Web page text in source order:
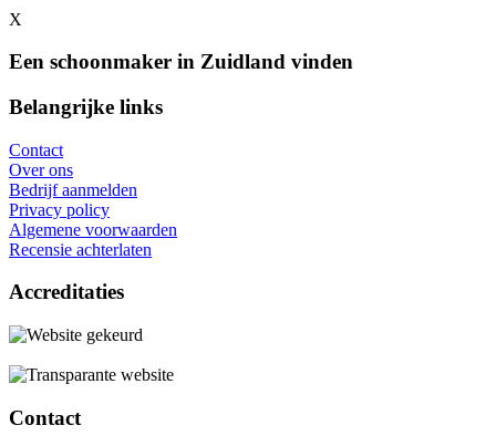
X
Een schoonmaker in Zuidland vinden
Belangrijke links
Contact
Over ons
Bedrijf aanmelden
Privacy policy
Algemene voorwaarden
Recensie achterlaten
Accreditaties
Contact